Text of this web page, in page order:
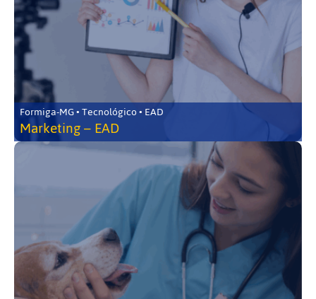
Formiga-MG • Tecnológico • EAD
Marketing – EAD